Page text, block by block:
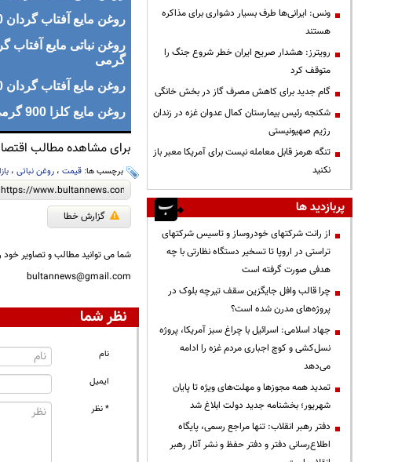
روغن مایع آفتاب گردان 810 گرمی
گرمی
روغن مایع آفتاب گردان 810 گرمی
روغن مایع کلزا 900 گرمی
برای مشاهده مطالب
برچسب ها: قیمت، روغن نباتی،
گزارش خطا
شما می توانید مطالب و تصاویر خود
bultannews@gmail.com
نظر شما
نام
ایمیل
* نظر
ونس: ایرانی‌ها طرف بسیار دشواری برای مذاکره
هستند
رویترز: هشدار صریح ایران خطر شروع جنگ را
متوقف کرد
گام جدید برای کاهش مصرف گاز در بخش خانگی
شکنجه رئیس بیمارستان کمال عدوان غزه در زندان
رژیم صهیونیستی
تنگه هرمز قابل معامله نیست برای آمریکا معبر باز
نکنید
پربازدید ها
از رانت‌ شرکتهای خودروساز و تاسیس شرکتهای
تراستی در اروپا تا تسخیر دستگاه نظارتی با چه
هدفی صورت گرفته است
چرا قالب وافل جایگزین سقف تیرچه بلوک در
پروژه‌های مدرن شده است؟
جهاد اسلامی: اسرائیل با چراغ سبز آمریکا، پروژه
نسل‌کشی و کوچ اجباری مردم غزه را ادامه
می‌دهد
تمدید همه مجوزها و مهلت‌های ویژه تا پایان
شهریور؛ بخشنامه جدید دولت ابلاغ شد
دفتر رهبر انقلاب: تنها مراجع رسمی، پایگاه
اطلاع‌رسانی دفتر و دفتر حفظ و نشر آثار رهبر